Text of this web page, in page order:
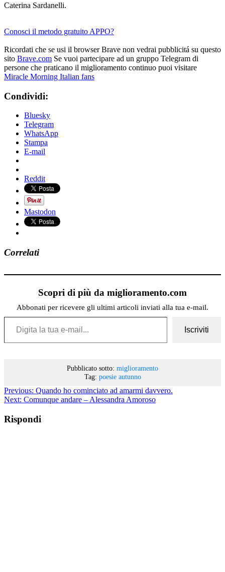
Caterina Sardanelli.
Conosci il metodo gratuito APPO?
Ricordati che se usi il browser Brave non vedrai pubblicitá su questo
sito Brave.com Se vuoi partecipare ad un gruppo Telegram di
persone che praticano il miglioramento continuo puoi visitare
Miracle Morning Italian fans
Condividi:
Bluesky
Telegram
WhatsApp
Stampa
E-mail
Reddit
Mastodon
Correlati
Scopri di più da miglioramento.com
Abbonati per ricevere gli ultimi articoli inviati alla tua e-mail.
Digita la tua e-mail...
Iscriviti
Pubblicato sotto: miglioramento
Tag: poesie autunno
Previous: Quando ho cominciato ad amarmi davvero.
Next: Comunque andare – Alessandra Amoroso
Rispondi